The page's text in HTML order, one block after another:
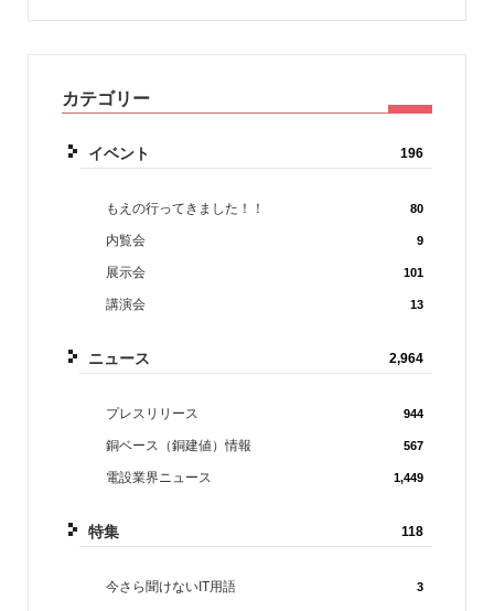
カテゴリー
イベント 196
もえの行ってきました！！ 80
内覧会 9
展示会 101
講演会 13
ニュース 2,964
プレスリリース 944
銅ベース（銅建値）情報 567
電設業界ニュース 1,449
特集 118
今さら聞けないIT用語 3